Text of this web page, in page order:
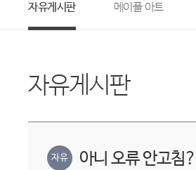
자유게시판 메이플 아트
자유게시판
자유 아니 오류 안고침?